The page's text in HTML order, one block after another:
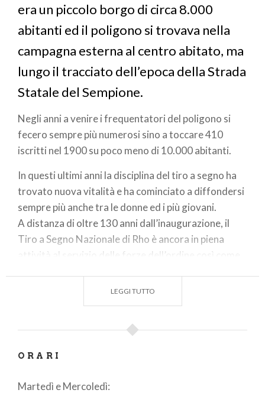
era un piccolo borgo di circa 8.000
abitanti ed il poligono si trovava nella
campagna esterna al centro abitato, ma
lungo il tracciato dell’epoca della Strada
Statale del Sempione.
Negli anni a venire i frequentatori del poligono si
fecero sempre più numerosi sino a toccare 410
iscritti nel 1900 su poco meno di 10.000 abitanti.
In questi ultimi anni la disciplina del tiro a segno ha
trovato nuova vitalità e ha cominciato a diffondersi
sempre più anche tra le donne ed i più giovani.
A distanza di oltre 130 anni dall’inaugurazione, il
Tiro a Segno Nazionale di Rho è ancora in piena
attività al servizio delle forze dell’ordine così come
LEGGI TUTTO
ORARI
Martedì e Mercoledì: